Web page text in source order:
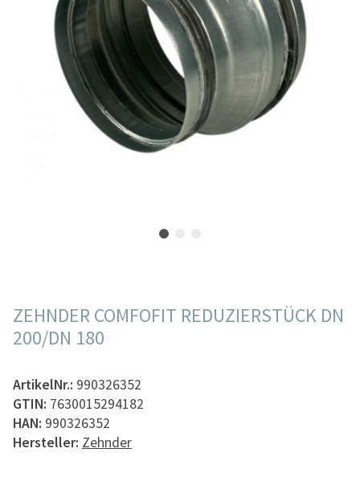
ZEHNDER COMFOFIT REDUZIERSTÜCK DN
200/DN 180
ArtikelNr.: 990326352
GTIN: 7630015294182
HAN: 990326352
Hersteller: Zehnder